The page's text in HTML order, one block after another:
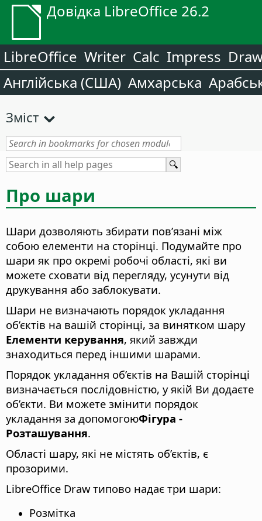
Довідка LibreOffice 26.2
LibreOffice Writer Calc Impress
Англійська (США) Амхарська
Зміст
Про шари
Шари дозволяють збирати пов’язані між
собою елементи на сторінці. Подумайте про
шари як про окремі робочі області, які ви
можете сховати від перегляду, усунути від
друкування або заблокувати.
Шари не визначають порядок укладання
об’єктів на вашій сторінці, за винятком шару
Елементи керування, який завжди
знаходиться перед іншими шарами.
Порядок укладання об’єктів на Вашій сторінці
визначається послідовністю, у якій Ви додаєте
об’єкти. Ви можете змінити порядок
укладання за допомогоюФігура -
Розташування.
Області шару, які не містять об’єктів, є
прозорими.
LibreOffice Draw типово надає три шари:
Розмітка